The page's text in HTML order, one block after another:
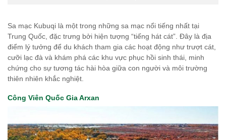
Sa mạc Kubuqi là một trong những sa mạc nổi tiếng nhất tại
Trung Quốc, đặc trưng bởi hiện tượng “tiếng hát cát”. Đây là địa
điểm lý tưởng để du khách tham gia các hoạt động như trượt cát,
cưỡi lạc đà và khám phá các khu vực phục hồi sinh thái, minh
chứng cho sự tương tác hài hòa giữa con người và môi trường
thiên nhiên khắc nghiệt.
Công Viên Quốc Gia Arxan